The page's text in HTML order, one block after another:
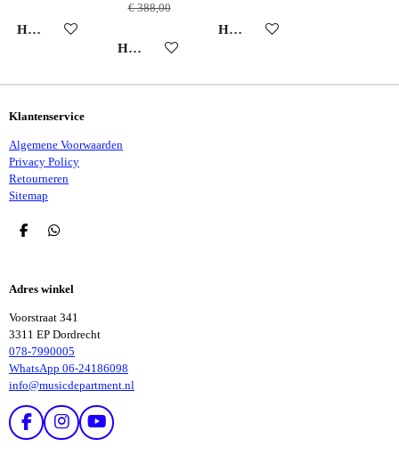
HOUD MIJ OP DE HOOGTE
€ 388,00
HOUD MIJ OP DE HOOGTE
HOUD MIJ OP DE HOOGTE
Klantenservice
Algemene Voorwaarden
Privacy Policy
Retourneren
Sitemap
D
N
D
N
Adres winkel
Voorstraat 341
3311 EP Dordrecht
078-7990005
WhatsApp 06-24186098
info@musicdepartment.nl
F
I
Y